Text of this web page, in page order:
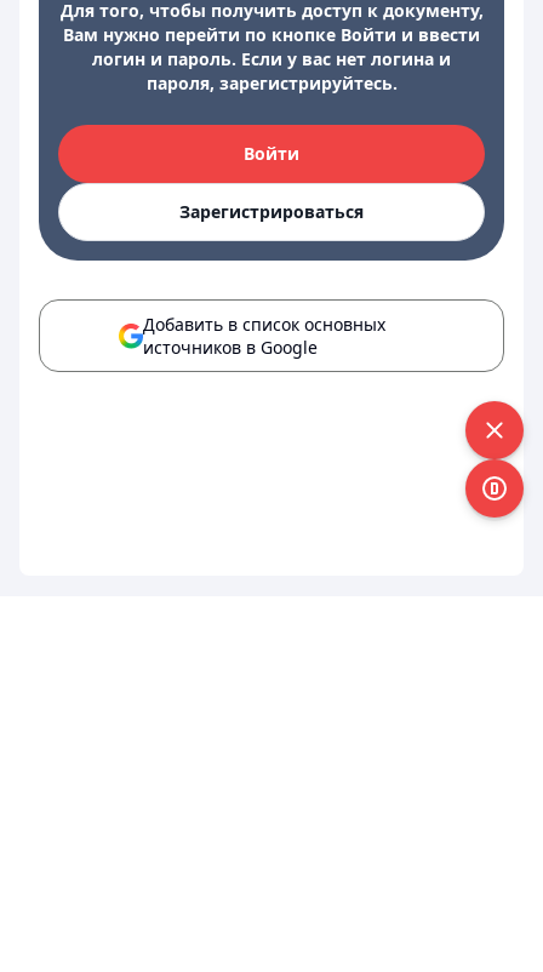
Для того, чтобы получить доступ к документу,
Вам нужно перейти по кнопке Войти и ввести
логин и пароль. Если у вас нет логина и
пароля, зарегистрируйтесь.
Войти
Зарегистрироваться
Добавить в список основных
источников в Google